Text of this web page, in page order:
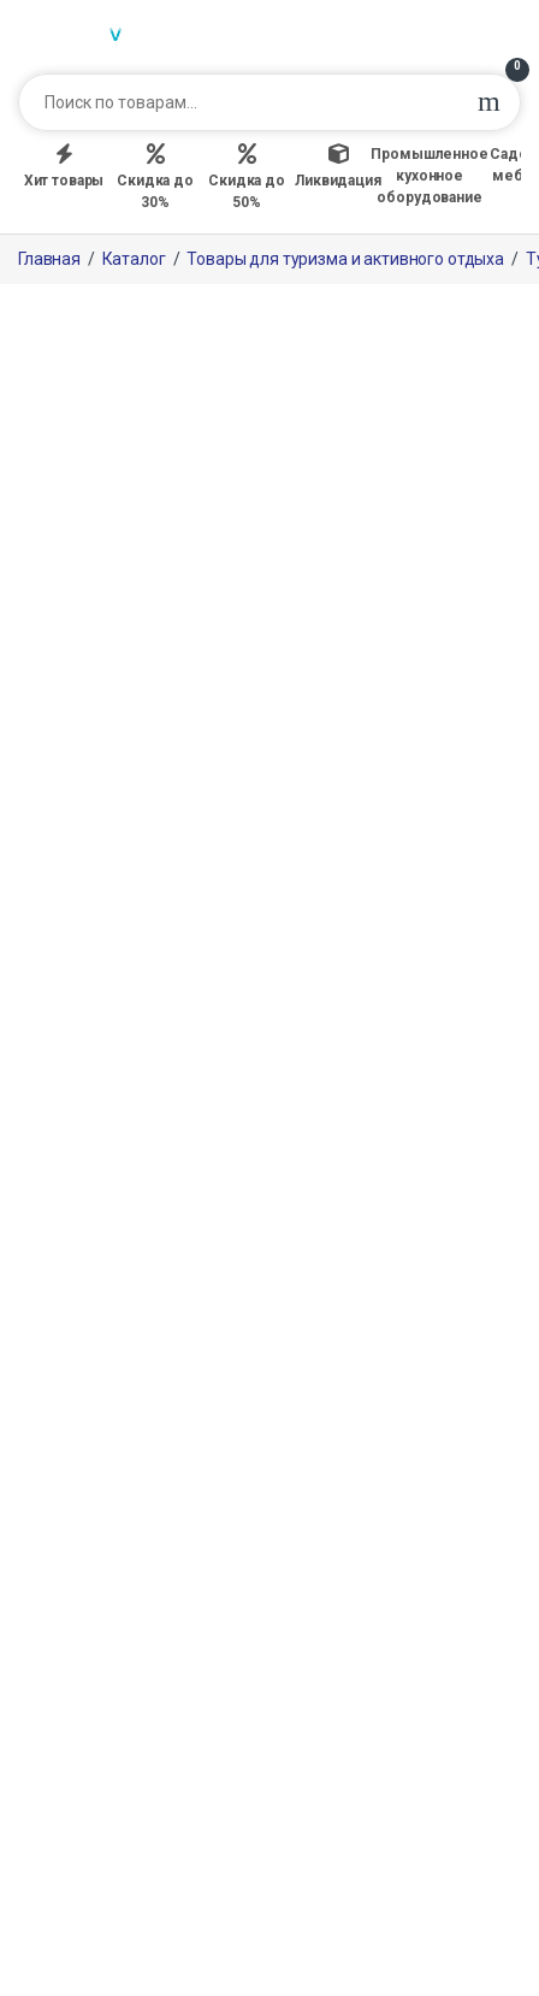
0
Хит товары
Скидка до
30%
Скидка до
50%
Ликвидация
Промышленное
кухонное
оборудование
Главная / Каталог / Товары для туризма и активного отдыха /